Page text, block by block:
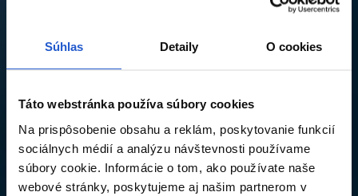
Súhlas Detaily O cookies
Táto webstránka používa súbory cookies
Na prispôsobenie obsahu a reklám, poskytovanie funkcií
sociálnych médií a analýzu návštevnosti používame
súbory cookie. Informácie o tom, ako používate naše
webové stránky, poskytujeme aj našim partnerom v
ZĽAVA
Prihláste sa na odber newslettra a získajte kód na
Súhlasím sospracovaním osobných údajovna účely odberu
newslettra.*